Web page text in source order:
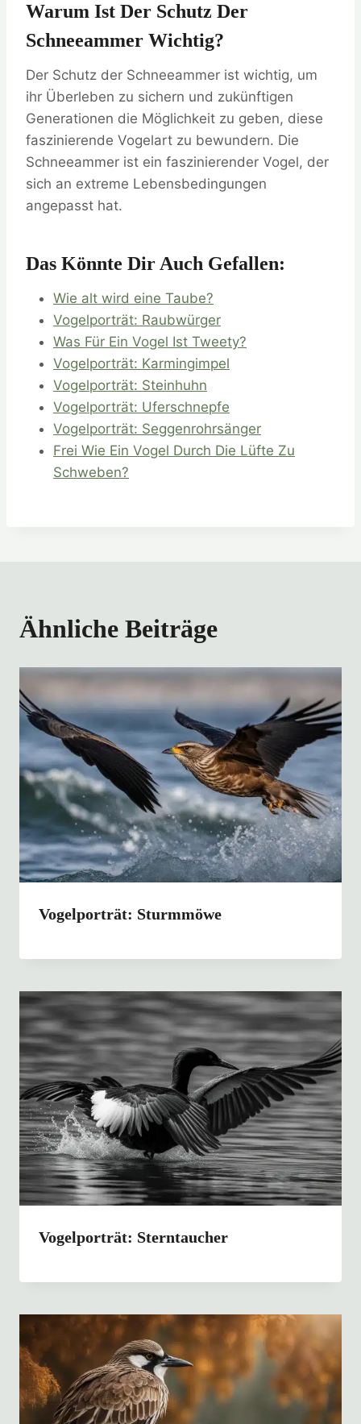
Warum Ist Der Schutz Der
Schneeammer Wichtig?
Der Schutz der Schneeammer ist wichtig, um
ihr Überleben zu sichern und zukünftigen
Generationen die Möglichkeit zu geben, diese
faszinierende Vogelart zu bewundern. Die
Schneeammer ist ein faszinierender Vogel, der
sich an extreme Lebensbedingungen
angepasst hat.
Das Könnte Dir Auch Gefallen:
Wie alt wird eine Taube?
Vogelporträt: Raubwürger
Was Für Ein Vogel Ist Tweety?
Vogelporträt: Karmingimpel
Vogelporträt: Steinhuhn
Vogelporträt: Uferschnepfe
Vogelporträt: Seggenrohrsänger
Frei Wie Ein Vogel Durch Die Lüfte Zu
Schweben?
Ähnliche Beiträge
Vogelporträt: Sturmmöwe
Vogelporträt: Sterntaucher